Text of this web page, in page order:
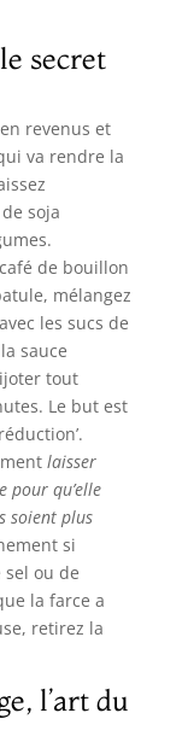
secret
revenus et
va rendre la
soja
de bouillon
mélangez
les sucs de
sauce
tout
Le but est
laisser
pour qu’elle
soient plus
si
ou de
la farce a
retirez la
l’art du